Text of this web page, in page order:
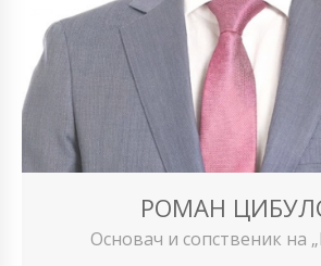
РОМАН
Основач и сопственик на